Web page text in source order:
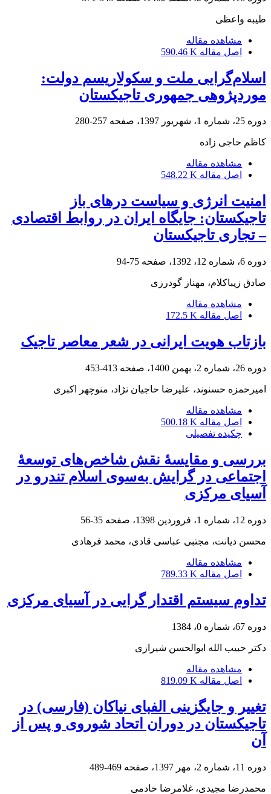
طیبه واعظی
مشاهده مقاله
اصل مقاله 590.46 K
اسلام‌گرایی ملت و سکولاریسم دولت:
موردپژوهی جمهوری تاجیکستان
دوره 25، شماره 1، شهریور 1397، صفحه 257-280
کاظم حاجی زاده
مشاهده مقاله
اصل مقاله 548.22 K
امنیت انرژی و سیاست درهای باز
تاجیکستان: جایگاه ایران در روابط اقتصادی
– تجاری تاجیکستان
دوره 6، شماره 12، 1392، صفحه 75-94
صادق زیباکلام، مهناز گودرزی
مشاهده مقاله
اصل مقاله 172.5 K
بازتاب هویت ایرانی در شعر معاصر تاجیک
دوره 26، شماره 2، بهمن 1400، صفحه 413-453
امیرحمزه حسنوند، علیرضا حاجیان نژاد، منوچهر اکبری
مشاهده مقاله
اصل مقاله 500.18 K
چکیده تفصیلی
بررسی و مقایسۀ نقش شاخص‌های توسعۀ
اجتماعی در گرایش به‌‌‌سوی اسلام تندرو در
آسیای مرکزی
دوره 12، شماره 1، فروردین 1398، صفحه 35-56
محسن دیانت، مجتبی عباسی قادی، محمد فرهادی
مشاهده مقاله
اصل مقاله 789.33 K
تداوم سیستم اقتدار گرایی در آسیای مرکزی
دوره 67، شماره 0، 1384
دکتر حبیب الله ابوالحسن شیرازی
مشاهده مقاله
اصل مقاله 819.09 K
تغییر و جایگزینی الفبای نیاکان (فارسی) در
تاجیکستان در دوران اتحاد شوروی و پس از
آن
دوره 11، شماره 2، مهر 1397، صفحه 469-489
محمدرضا مجیدی، غلامرضا خادمی